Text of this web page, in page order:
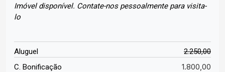
Imóvel disponível. Contate-nos pessoalmente para visita-
lo
Aluguel
2.250,00
C. Bonificação
1.800,00